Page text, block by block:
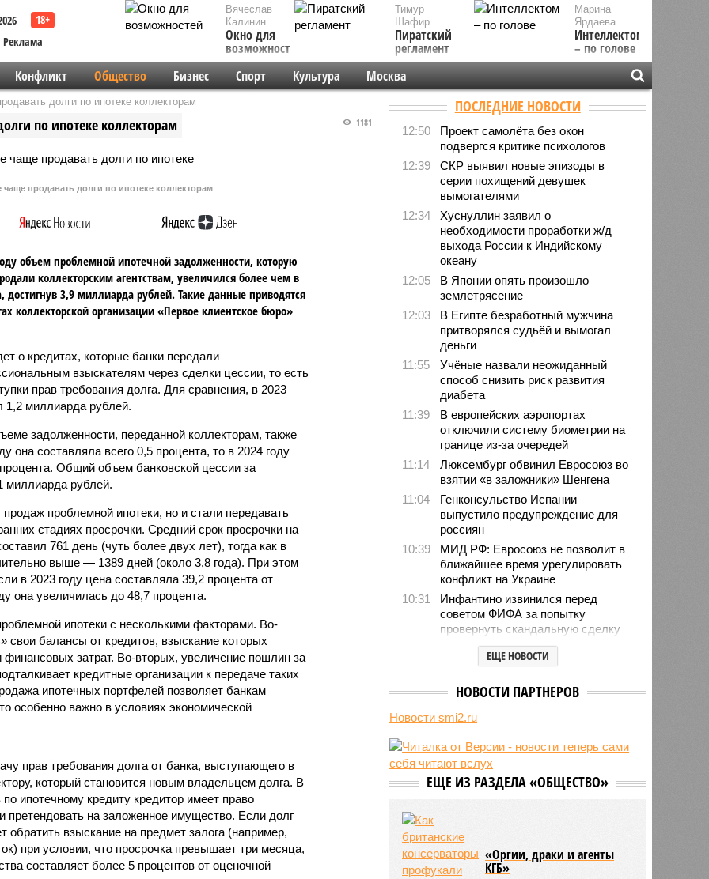
Реклама
Вячеслав
Калинин
Окно для
возможностей
Марина
Ярдаева
Интеллектом
– по голове
Тимур
Шафир
Пиратский
регламент
Конфликт Общество Бизнес Спорт Культура Москва
долги по ипотеке коллекторам
по ипотеке коллекторам 1181
чаще продавать долги по ипотеке коллекторам
объем проблемной ипотечной задолженности, которую
коллекторским агентствам, увеличился более чем в
достигнув 3,9 миллиарда рублей. Такие данные приводятся
коллекторской организации «Первое клиентское бюро»
о кредитах, которые банки передали
взыскателям через сделки цессии, то есть
прав требования долга. Для сравнения, в 2023
1,2 миллиарда рублей.
задолженности, переданной коллекторам, также
она составляла всего 0,5 процента, то в 2024 году
Общий объем банковской цессии за
миллиарда рублей.
проблемной ипотеки, но и стали передавать
стадиях просрочки. Средний срок просрочки на
761 день (чуть более двух лет), тогда как в
выше — 1389 дней (около 3,8 года). При этом
в 2023 году цена составляла 39,2 процента от
она увеличилась до 48,7 процента.
ипотеки с несколькими факторами. Во-
свои балансы от кредитов, взыскание которых
затрат. Во-вторых, увеличение пошлин за
кредитные организации к передаче таких
ипотечных портфелей позволяет банкам
особенно важно в условиях экономической
прав требования долга от банка, выступающего в
который становится новым владельцем долга. В
ипотечному кредиту кредитор имеет право
претендовать на заложенное имущество. Если долг
обратить взыскание на предмет залога (например,
при условии, что просрочка превышает три месяца,
составляет более 5 процентов от оценочной
ПОСЛЕДНИЕ НОВОСТИ
12:50
Проект самолёта без окон
подвергся критике психологов
12:39
СКР выявил новые эпизоды в
серии похищений девушек
вымогателями
12:34
Хуснуллин заявил о
необходимости проработки ж/д
выхода России к Индийскому
океану
12:05
В Японии опять произошло
землетрясение
12:03
В Египте безработный мужчина
притворялся судьёй и вымогал
деньги
11:55
Учёные назвали неожиданный
способ снизить риск развития
диабета
11:39
В европейских аэропортах
отключили систему биометрии на
границе из-за очередей
11:14
Люксембург обвинил Евросоюз во
взятии «в заложники» Шенгена
11:04
Генконсульство Испании
выпустило предупреждение для
россиян
10:39
МИД РФ: Евросоюз не позволит в
ближайшее время урегулировать
конфликт на Украине
10:31
Инфантино извинился перед
советом ФИФА за попытку
провернуть скандальную сделку
В Польше рассказали о тренде
нападений на украинцев в стране
утечки о нехватке боеприпасов у
США
вернуть гражданство России
10:02
Минтранс заявил о готовности
рассмотреть возможность запуска
ЕЩЕ НОВОСТИ
НОВОСТИ ПАРТНЕРОВ
Новости smi2.ru
ЕЩЕ ИЗ РАЗДЕЛА «ОБЩЕСТВО»
«Оргии, драки и агенты
КГБ»